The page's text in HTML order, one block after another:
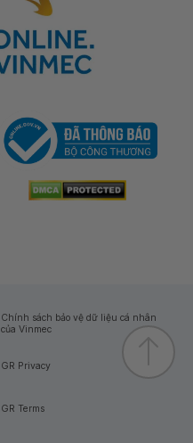
Chính sách bảo vệ dữ liệu cá nhân
của Vinmec
GR Privacy
GR Terms